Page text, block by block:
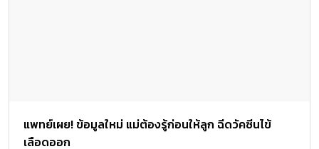
แพทย์เผย! ข้อมูลใหม่ แม่ต้องรู้ก่อนให้ลูก ฉีดวัคซีนไข้
เลือดออก